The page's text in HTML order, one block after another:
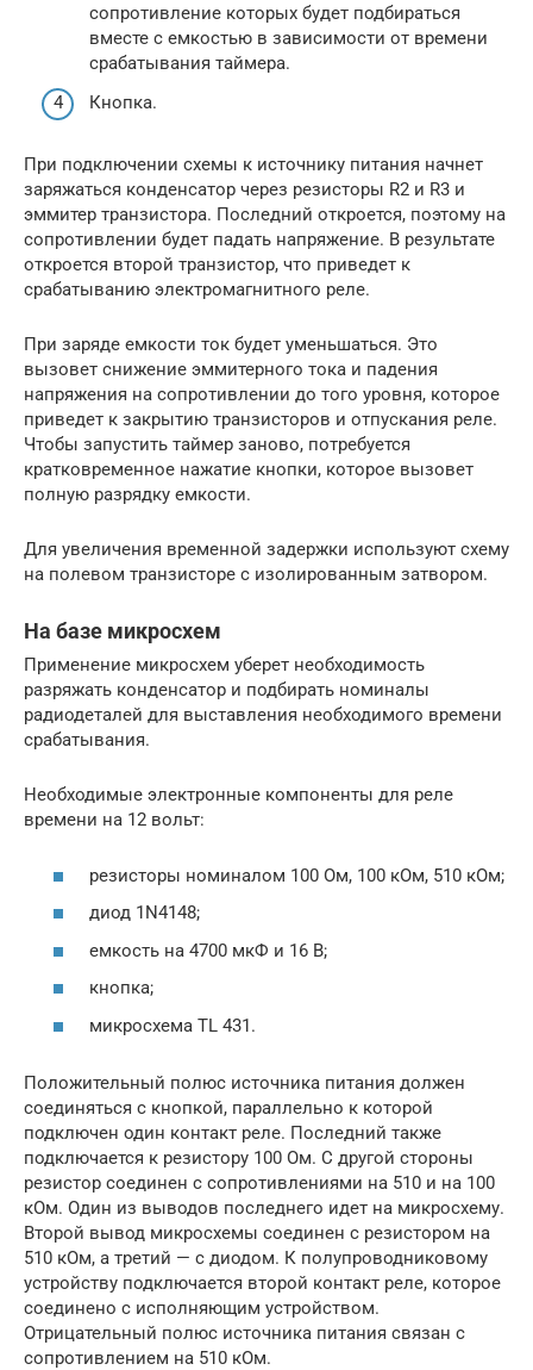
сопротивление которых будет подбираться
вместе с емкостью в зависимости от времени
срабатывания таймера.
Кнопка.
При подключении схемы к источнику питания начнет
заряжаться конденсатор через резисторы R2 и R3 и
эммитер транзистора. Последний откроется, поэтому на
сопротивлении будет падать напряжение. В результате
откроется второй транзистор, что приведет к
срабатыванию электромагнитного реле.
При заряде емкости ток будет уменьшаться. Это
вызовет снижение эммитерного тока и падения
напряжения на сопротивлении до того уровня, которое
приведет к закрытию транзисторов и отпускания реле.
Чтобы запустить таймер заново, потребуется
кратковременное нажатие кнопки, которое вызовет
полную разрядку емкости.
Для увеличения временной задержки используют схему
на полевом транзисторе с изолированным затвором.
На базе микросхем
Применение микросхем уберет необходимость
разряжать конденсатор и подбирать номиналы
радиодеталей для выставления необходимого времени
срабатывания.
Необходимые электронные компоненты для реле
времени на 12 вольт:
резисторы номиналом 100 Ом, 100 кОм, 510 кОм;
диод 1N4148;
емкость на 4700 мкФ и 16 В;
кнопка;
микросхема TL 431.
Положительный полюс источника питания должен
соединяться с кнопкой, параллельно к которой
подключен один контакт реле. Последний также
подключается к резистору 100 Ом. С другой стороны
резистор соединен с сопротивлениями на 510 и на 100
кОм. Один из выводов последнего идет на микросхему.
Второй вывод микросхемы соединен с резистором на
510 кОм, а третий — с диодом. К полупроводниковому
устройству подключается второй контакт реле, которое
соединено с исполняющим устройством.
Отрицательный полюс источника питания связан с
сопротивлением на 510 кОм.